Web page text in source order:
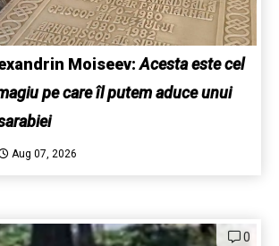
Moiseev:Acesta este cel
pe care îl putem aduce unui
Aug 07, 2026
0